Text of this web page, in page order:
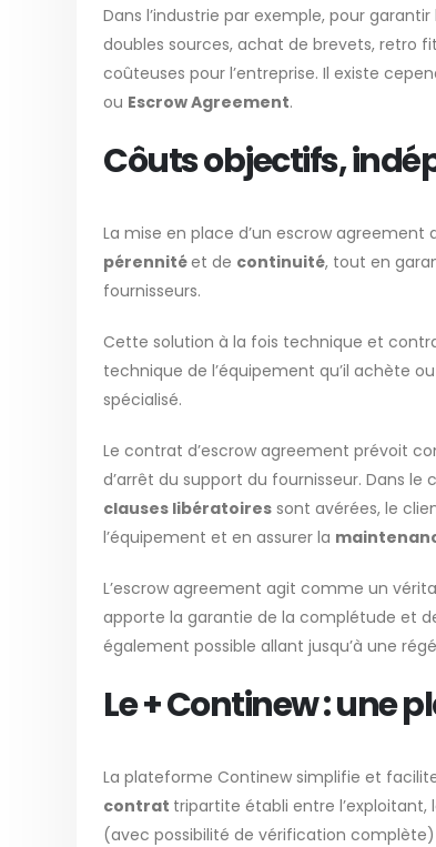
Dans l’industrie par exemple, pour
doubles sources, achat de brevets, retro
coûteuses pour l’entreprise. Il existe
ou Escrow Agreement.
Côuts objectifs,
La mise en place d’un escrow agreement
pérennitéet de continuité, tout en
fournisseurs.
Cette solution à la fois technique et
technique de l’équipement qu’il achète
spécialisé.
Le contrat d’escrow agreement prévoit
d’arrêt du support du fournisseur. Dans le
clauses libératoires sont avérées, le
l’équipement et en assurer la
L’escrow agreement agit comme un
apporte la garantie de la complétude et
également possible allant jusqu’à une
Le + Continew : une
La plateforme Continew simplifie et
contrat tripartite établi entre l’exploitant,
(avec possibilité de vérification